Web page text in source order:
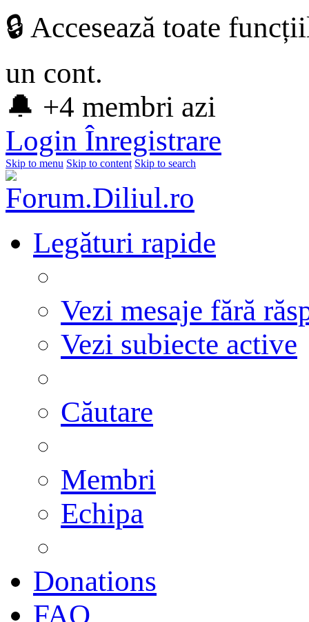
🔒 Accesează toate
un cont.
🔔 +4 membri azi
Login Înregistrare
Skip to menu Skip to content Skip to search
Legături rapide
Vezi mesaje fără
Vezi subiecte active
Căutare
Membri
Echipa
Donations
FAQ